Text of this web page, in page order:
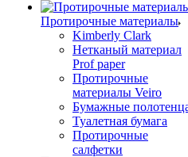
Протирочные материалы
Kimberly Clark
Нетканый материал
Prof paper
Протирочные
материалы Veiro
Бумажные
Туалетная бумага
Протирочные
салфетки